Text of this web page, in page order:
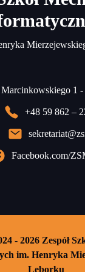
1
+48 59 862 –
Facebook.com/
- 2026 Zespół
im. Henryka
Lęborku